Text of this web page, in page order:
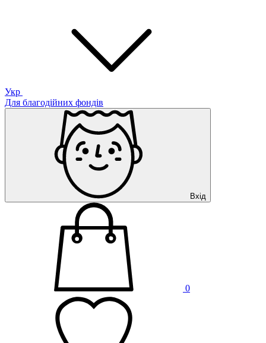
Укр
Для благодійних фондів
Вхід
0